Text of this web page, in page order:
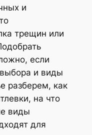
и
трещин или
если
и виды
разберем, как
на что
виды
для